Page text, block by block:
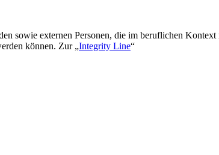
sowie externen Personen, die im beruflichen
können. Zur „Integrity Line“